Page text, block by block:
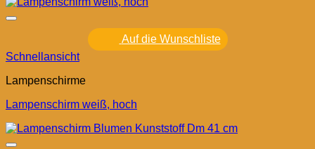
Auf die Wunschliste
Schnellansicht
Lampenschirme
Lampenschirm weiß, hoch